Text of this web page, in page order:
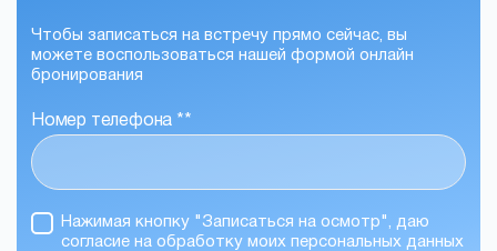
Чтобы записаться на встречу прямо сейчас, вы
можете воспользоваться нашей формой онлайн
бронирования
Номер телефона **
Нажимая кнопку "Записаться на осмотр", даю
согласие на обработку моих персональных данных